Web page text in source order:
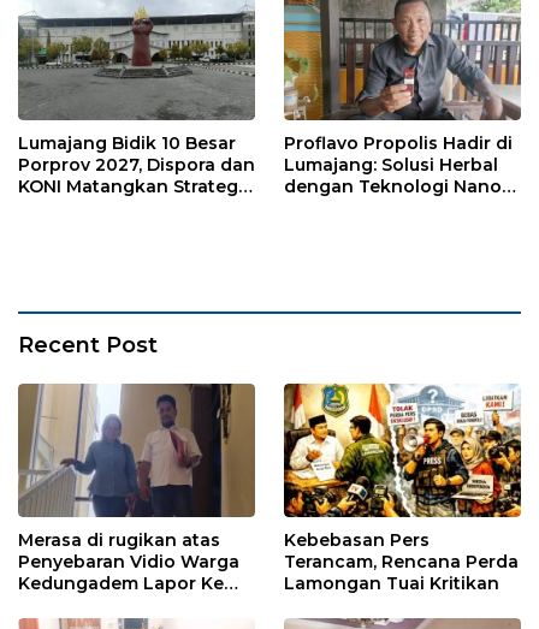
Lumajang Bidik 10 Besar
Porprov 2027, Dispora dan
KONI Matangkan Strategi
Proflavo Propolis Hadir di
Lumajang: Solusi Herbal
dengan Teknologi Nano
Recent Post
Merasa di rugikan atas
Penyebaran Vidio Warga
Kedungadem Lapor Ke
Kebebasan Pers
Terancam, Rencana Perda
Lamongan Tuai Kritikan